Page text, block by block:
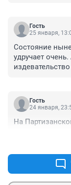
Гость
25 января,
Состояние
удручает
Гость
24 января,
На